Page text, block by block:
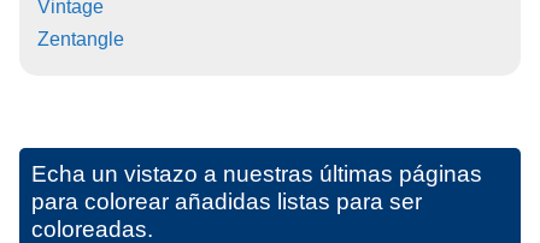
Vintage
Zentangle
Echa un vistazo a nuestras últimas páginas
para colorear añadidas listas para ser
coloreadas.